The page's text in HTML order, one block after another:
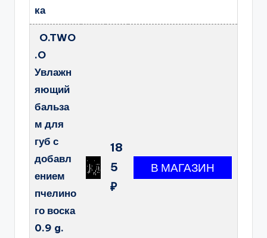
ка
O.TWO
.O
Увлажн
яющий
бальза
м для
губ с
добавл
ением
пчелино
го воска
0.9 g.
18
5
₽